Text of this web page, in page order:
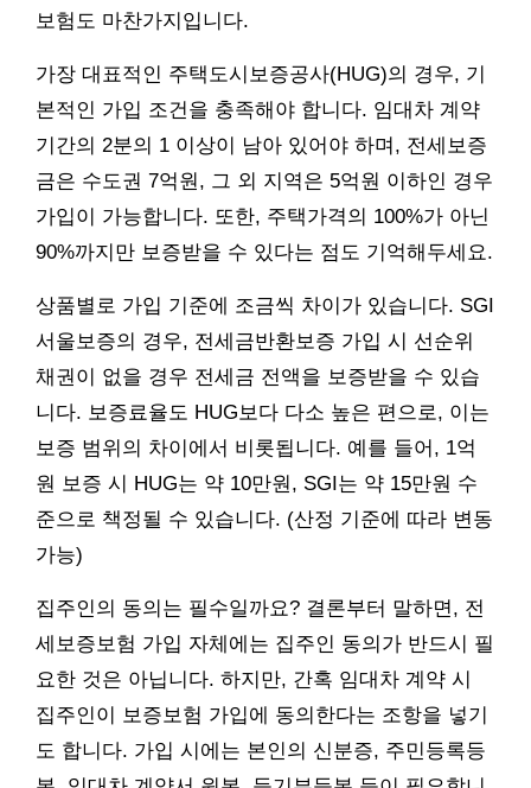
보험도 마찬가지입니다.
가장 대표적인 주택도시보증공사(HUG)의 경우, 기
본적인 가입 조건을 충족해야 합니다. 임대차 계약
기간의 2분의 1 이상이 남아 있어야 하며, 전세보증
금은 수도권 7억원, 그 외 지역은 5억원 이하인 경우
가입이 가능합니다. 또한, 주택가격의 100%가 아닌
90%까지만 보증받을 수 있다는 점도 기억해두세요.
상품별로 가입 기준에 조금씩 차이가 있습니다. SGI
서울보증의 경우, 전세금반환보증 가입 시 선순위
채권이 없을 경우 전세금 전액을 보증받을 수 있습
니다. 보증료율도 HUG보다 다소 높은 편으로, 이는
보증 범위의 차이에서 비롯됩니다. 예를 들어, 1억
원 보증 시 HUG는 약 10만원, SGI는 약 15만원 수
준으로 책정될 수 있습니다. (산정 기준에 따라 변동
가능)
집주인의 동의는 필수일까요? 결론부터 말하면, 전
세보증보험 가입 자체에는 집주인 동의가 반드시 필
요한 것은 아닙니다. 하지만, 간혹 임대차 계약 시
집주인이 보증보험 가입에 동의한다는 조항을 넣기
도 합니다. 가입 시에는 본인의 신분증, 주민등록등